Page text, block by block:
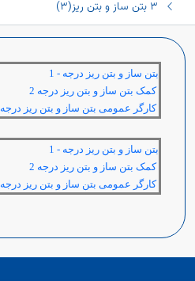
٣ بتن ساز و بتن ريز(٣)
بتن ساز و بتن ریز درجه - 1
کمک بتن ساز و بتن ریز درجه 2
کارگر عمومی بتن ساز و بتن ریز درجه3
بتن ساز و بتن ریز درجه - 1
کمک بتن ساز و بتن ریز درجه 2
کارگر عمومی بتن ساز و بتن ریز درجه3